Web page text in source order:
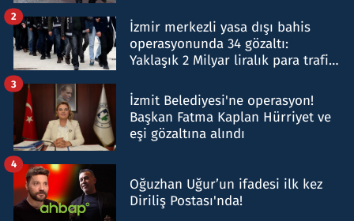
İzmir merkezli yasa dışı bahis
operasyonunda 34 gözaltı:
Yaklaşık 2 Milyar liralık para trafiği
2
İzmit Belediyesi'ne operasyon!
Başkan Fatma Kaplan Hürriyet ve
eşi gözaltına alındı
3
Oğuzhan Uğur’un ifadesi ilk kez
Diriliş Postası'nda!
4